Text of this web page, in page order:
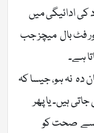
کی ادائیگی میں
فٹ بال میچز جب
ہے۔
دہ نہ ہو، جیسا کہ
ہیں۔ یا پھر
سے صحت کو